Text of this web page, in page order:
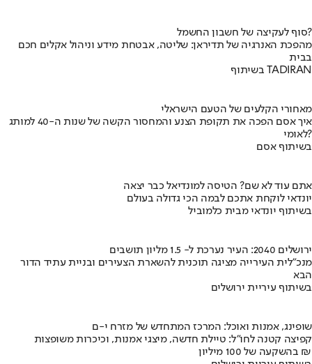
סוף לעקיצה של חשבון החשמל?
מהפכת האנרגיה של תדיראן: שליטה, אבטחת מידע וניהול אקלים חכם
בבית
בשיתוף TADIRAN
מאחורי הקלעים של הטעם הישראלי
איך אסם הפכה את תקופת הצנע והמחסור הקשה של שנות ה-40 למותג
לאומי?
בשיתוף אסם
אתם עוד לא שם? הטיסה למונדיאל כבר יצאה
יונדאי לוקחת אתכם לבמה הכי גדולה בעולם
בשיתוף יונדאי מבית כלמוביל
ירושלים 2040: העיר נערכת ל- 1.5 מליון תושבים
מנכ"לית העירייה מציגה תוכנית להשארת הצעירים ובניית עתיד הדור
הבא
בשיתוף עיריית ירושלים
שופינג, אמנות ואוכל: המרכז המתחדש של מזרח י-ם
קפיצה קטנה לחו"ל: טיילת חדשה, מיצגי אמנות, וכיכרות משופצות
בהשקעה של 100 מיליון ₪